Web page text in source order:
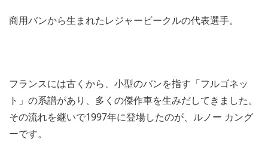
商用バンから生まれたレジャービークルの代表選手。
フランスには古くから、小型のバンを指す「フルゴネッ
ト」の系譜があり、多くの傑作車を生みだしてきました。
その流れを継いで1997年に登場したのが、ルノー カング
ーです。